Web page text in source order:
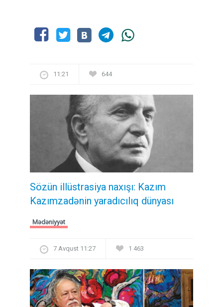
11:21 644
Sözün illüstrasiya naxışı: Kazım
Kazımzadənin yaradıcılıq dünyası
Mədəniyyət
7 Avqust 11:27 1 463